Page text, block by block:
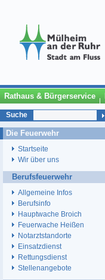
Rathaus & Bürgerservice
Suche
Die Feuerwehr
Startseite
Wir über uns
Berufsfeuerwehr
Allgemeine Infos
Berufsinfo
Hauptwache Broich
Feuerwache Heißen
Notarztstandorte
Einsatzdienst
Rettungsdienst
Stellenangebote